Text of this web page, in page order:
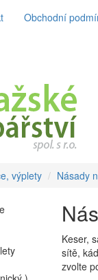
Obchodní
výplety Násady
Keser,
sítě,
zvolte